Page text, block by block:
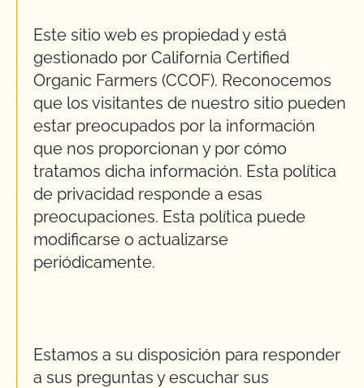
Este sitio web es propiedad y está
gestionado por California Certified
Organic Farmers (CCOF). Reconocemos
que los visitantes de nuestro sitio pueden
estar preocupados por la información
que nos proporcionan y por cómo
tratamos dicha información. Esta política
de privacidad responde a esas
preocupaciones. Esta política puede
modificarse o actualizarse
periódicamente.
Estamos a su disposición para responder
a sus preguntas y escuchar sus